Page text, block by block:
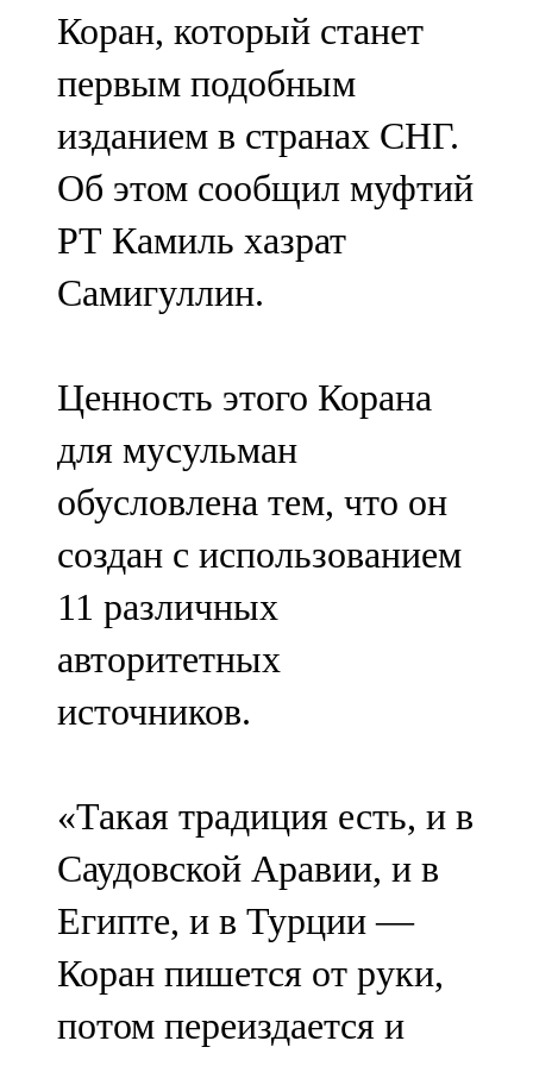
107,8 FM
Теләче
106,1 FM
Түбән Кама
102,6 FM
Чирмешән
Чистай
103,0 FM
Чүпрәле
91,0 FM
Шәмәрдән
102,3 FM
Яңа чишмә
Яр Чаллы
105,5 FM
Коран, который станет
первым подобным
изданием в странах СНГ.
Об этом сообщил муфтий
РТ Камиль хазрат
Самигуллин.
Ценность этого Корана
для мусульман
обусловлена тем, что он
создан с использованием
11 различных
авторитетных
источников.
«Такая традиция есть, и в
Саудовской Аравии, и в
Египте, и в Турции —
Коран пишется от руки,
потом переиздается и